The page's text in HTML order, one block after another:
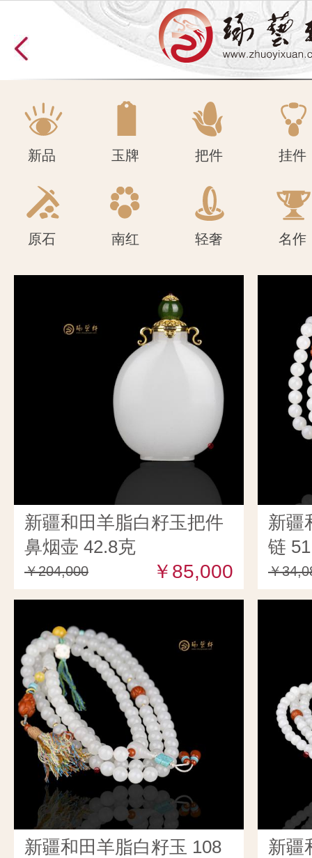
原石 南红 轻奢 名作
新品 玉牌 把件 挂件
原石 南红 轻奢 名作
新疆和田羊脂白籽玉把件
鼻烟壶 42.8克
￥204,000 ￥85,000
新疆
链
￥
新疆和田羊脂白籽玉 108
新疆